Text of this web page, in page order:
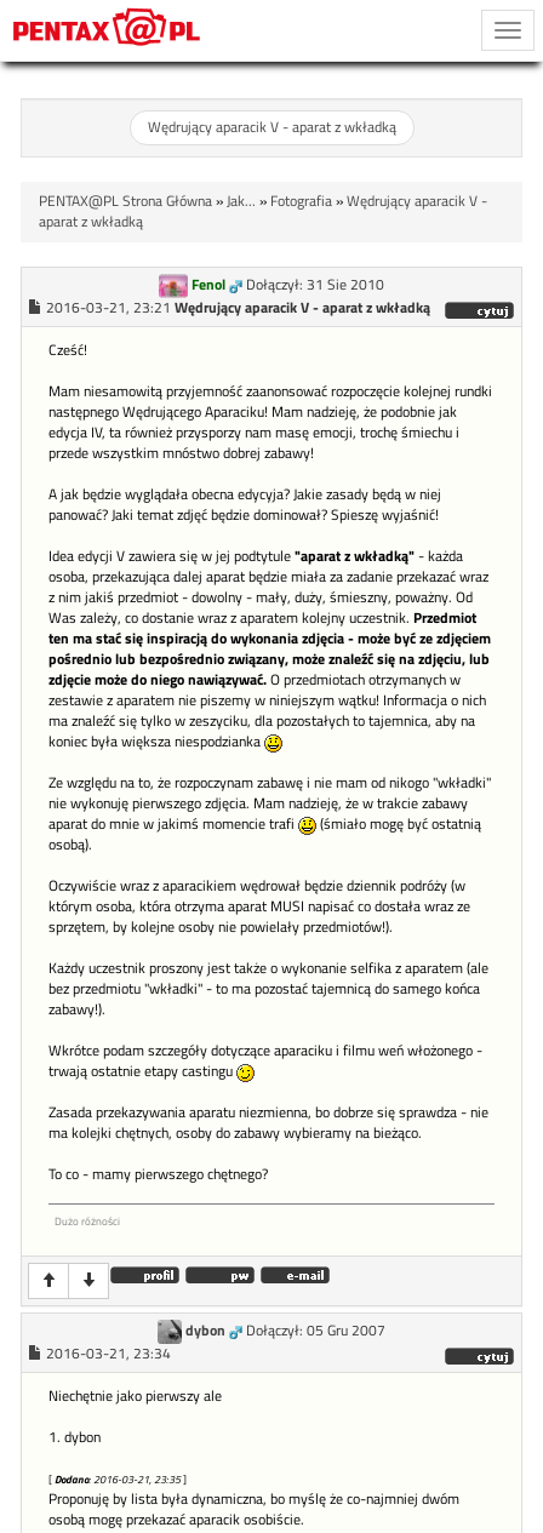
Wędrujący aparacik V - aparat z wkładką
PENTAX@PL Strona Główna»Jak... » Fotografia»Wędrujący aparacik V -
aparat z wkładką
Fenol
Dołączył: 31 Sie 2010
2016-03-21, 23:21 Wędrujący aparacik V - aparat z wkładką
Cześć!
Mam niesamowitą przyjemność zaanonsować rozpoczęcie kolejnej rundki
następnego Wędrującego Aparaciku! Mam nadzieję, że podobnie jak
edycja IV, ta również przysporzy nam masę emocji, trochę śmiechu i
przede wszystkim mnóstwo dobrej zabawy!
A jak będzie wyglądała obecna edycyja? Jakie zasady będą w niej
panować? Jaki temat zdjęć będzie dominował? Spieszę wyjaśnić!
Idea edycji V zawiera się w jej podtytule"aparat z wkładką"- każda
osoba, przekazująca dalej aparat będzie miała za zadanie przekazać wraz
z nim jakiś przedmiot - dowolny - mały, duży, śmieszny, poważny. Od
Was zależy, co dostanie wraz z aparatem kolejny uczestnik. Przedmiot
ten ma stać się inspiracją do wykonania zdjęcia - może być ze zdjęciem
pośrednio lub bezpośrednio związany, może znaleźć się na zdjęciu, lub
zdjęcie może do niego nawiązywać.O przedmiotach otrzymanych w
zestawie z aparatem nie piszemy w niniejszym wątku! Informacja o nich
ma znaleźć się tylko w zeszyciku, dla pozostałych to tajemnica, aby na
koniec była większa niespodzianka
Ze względu na to, że rozpoczynam zabawę i nie mam od nikogo "wkładki"
nie wykonuję pierwszego zdjęcia. Mam nadzieję, że w trakcie zabawy
aparat do mnie w jakimś momencie trafi
(śmiało mogę być ostatnią
osobą).
Oczywiście wraz z aparacikiem wędrował będzie dziennik podróży (w
którym osoba, która otrzyma aparat MUSI napisać co dostała wraz ze
sprzętem, by kolejne osoby nie powielały przedmiotów!).
Każdy uczestnik proszony jest także o wykonanie selfika z aparatem (ale
bez przedmiotu "wkładki" - to ma pozostać tajemnicą do samego końca
zabawy!).
Wkrótce podam szczegóły dotyczące aparaciku i filmu weń włożonego -
trwają ostatnie etapy castingu
Zasada przekazywania aparatu niezmienna, bo dobrze się sprawdza - nie
ma kolejki chętnych, osoby do zabawy wybieramy na bieżąco.
To co - mamy pierwszego chętnego?
Dużo różności
dybon
Dołączył: 05 Gru 2007
2016-03-21, 23:34
Niechętnie jako pierwszy ale
1. dybon
[Dodano: 2016-03-21, 23:35]
Proponuję by lista była dynamiczna, bo myślę że co-najmniej dwóm
osobą mogę przekazać aparacik osobiście.